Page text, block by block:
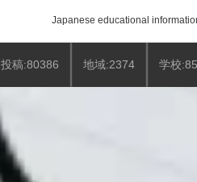
Japanese educational
投稿:80386 地域:2374 学校